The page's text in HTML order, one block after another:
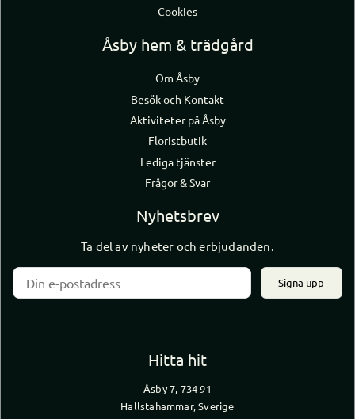
Cookies
Åsby hem & trädgård
Om Åsby
Besök och Kontakt
Aktiviteter på Åsby
Floristbutik
Lediga tjänster
Frågor & Svar
Nyhetsbrev
Ta del av nyheter och erbjudanden.
Signa upp
Hitta hit
Åsby 7, 734 91
Hallstahammar, Sverige